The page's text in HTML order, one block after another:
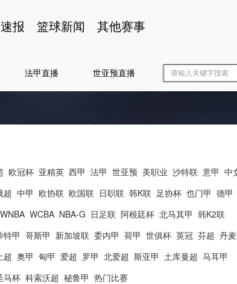
报 篮球新闻 其他赛事
法甲直播 世亚预直播
欧冠杯 亚精英 西甲 法甲 世亚预 美职业 沙特联 意甲 中
超 中甲 欧协联 欧国联 日职联 韩K联 足协杯 也门甲 德甲
WNBA WCBA NBA-G 日足联 阿根廷杯 北马其甲 韩K2联
特甲 哥斯甲 新加坡联 委内甲 荷甲 世俱杯 英冠 芬超 丹
超 奥甲 匈甲 爱超 罗甲 北爱超 斯亚甲 土库曼超 马耳甲
马杯 科索沃超 秘鲁甲 热门比赛